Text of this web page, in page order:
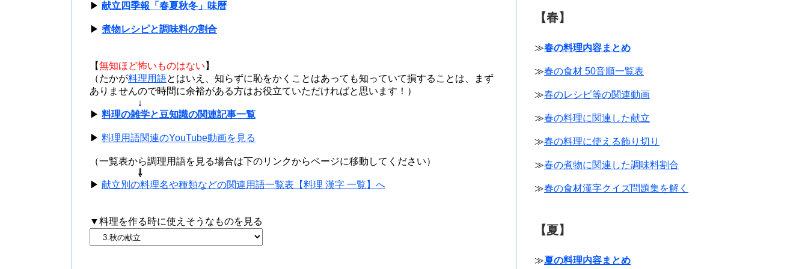
▶ 献立四季報「春夏秋冬」味暦
▶ 煮物レシピと調味料の割合
【無知ほど怖いものはない 】
（たかが料理用語とはいえ、知らずに恥をかくことはあっても知っていて損することは、まず
ありませんので時間に余裕がある方はお役立ていただければと思います！）
↓
▶ 料理の雑学と豆知識の関連記事一覧
▶ 料理用語関連のYouTube動画を見る
（一覧表から調理用語を見る場合は下のリンクからページに移動してください）
⇩
▶ 献立別の料理名や種類などの関連用語一覧表【料理 漢字 一覧】へ
▼料理を作る時に使えそうなものを見る
【春】
≫春の料理内容まとめ
≫春の食材 50音順一覧表
≫春のレシピ等の関連動画
≫春の料理に関連した献立
≫春の料理に使える飾り切り
≫春の煮物に関連した調味料割合
≫春の食材漢字クイズ問題集を解く
【夏】
≫夏の料理内容まとめ